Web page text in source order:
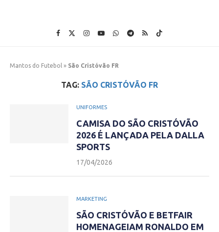
Mantos do Futebol » São Cristóvão FR
TAG: SÃO CRISTÓVÃO FR
UNIFORMES
CAMISA DO SÃO CRISTÓVÃO
2026 É LANÇADA PELA DALLA
SPORTS
17/04/2026
MARKETING
SÃO CRISTÓVÃO E BETFAIR
HOMENAGEIAM RONALDO EM